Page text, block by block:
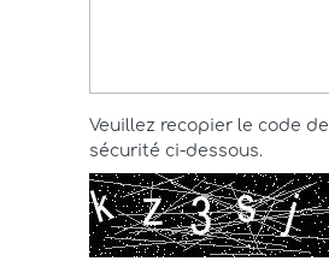
Veuillez recopier le code de
sécurité ci-dessous.